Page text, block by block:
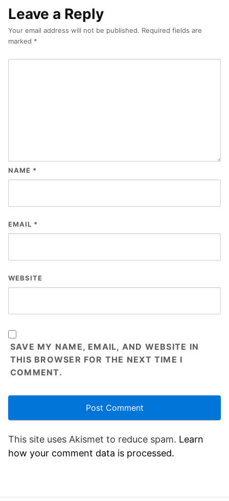
Leave a Reply
Your email address will not be published. Required fields are
marked *
NAME *
EMAIL *
WEBSITE
SAVE MY NAME, EMAIL, AND WEBSITE IN
THIS BROWSER FOR THE NEXT TIME I
COMMENT.
This site uses Akismet to reduce spam. Learn
how your comment data is processed.